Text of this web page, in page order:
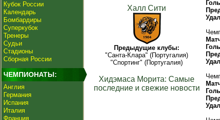
Кубок России
Календарь
Бомбардиры
Суперкубок
Тренеры
Судьи
Стадионы
Сборная России
ЧЕМПИОНАТЫ:
Англия
Германия
Испания
Италия
Франция
Халл Сити
Предыдущие клубы:
"Санта-Клара" (Португалия)
"Спортинг" (Португалия)
Хидэмаса Морита: Самые
последние и свежие новости